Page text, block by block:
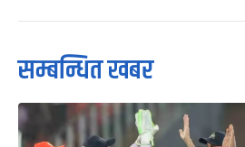
सम्बन्धित खबर